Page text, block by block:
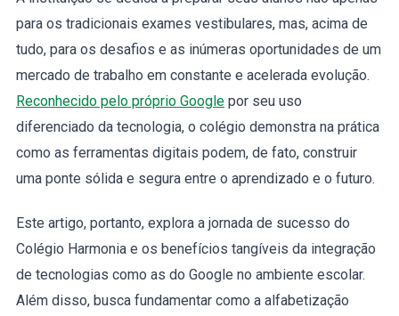
para os tradicionais exames vestibulares, mas, acima de
tudo, para os desafios e as inúmeras oportunidades de um
mercado de trabalho em constante e acelerada evolução.
Reconhecido pelo próprio Googlepor seu uso
diferenciado da tecnologia, o colégio demonstra na prática
como as ferramentas digitais podem, de fato, construir
uma ponte sólida e segura entre o aprendizado e o futuro.
Este artigo, portanto, explora a jornada de sucesso do
Colégio Harmonia e os benefícios tangíveis da integração
de tecnologias como as do Google no ambiente escolar.
Além disso, busca fundamentar como a alfabetização